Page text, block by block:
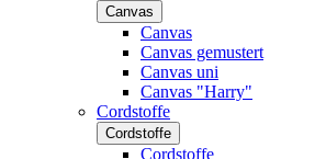
Canvas
Canvas
Canvas gemustert
Canvas uni
Canvas "Harry"
Cordstoffe
Cordstoffe
Cordstoffe